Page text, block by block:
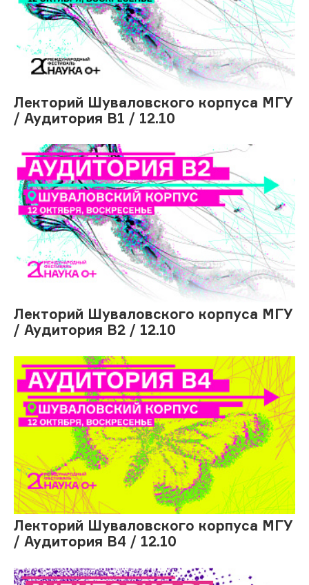
Лекторий Шуваловского корпуса МГУ
/ Аудитория В1 / 12.10
Лекторий Шуваловского корпуса МГУ
/ Аудитория В2 / 12.10
Лекторий Шуваловского корпуса МГУ
/ Аудитория В4 / 12.10